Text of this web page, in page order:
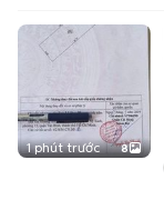
1 phút trước 8